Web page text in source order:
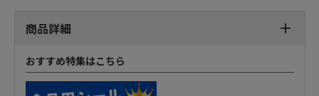
商品詳細
おすすめ特集はこちら